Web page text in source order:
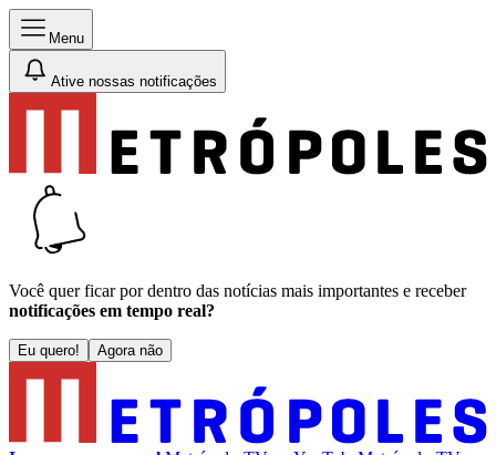
Menu
Ative nossas notificações
Você quer ficar por dentro das notícias mais importantes e receber
notificações em tempo real?
Eu quero! Agora não